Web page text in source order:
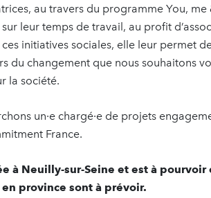
au travers du programme You, me
leur temps de travail, au profit
initiatives sociales, elle leur permet
du changement que nous souhaitons
la société.
un·e chargé·e de projets
France.
à Neuilly-sur-Seine et est à
province sont à prévoir.